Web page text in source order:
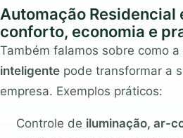
Automação Residencial
conforto, economia e
Também falamos sobre como a
inteligente pode transformar a
empresa. Exemplos práticos:
Controle de iluminação, ar-